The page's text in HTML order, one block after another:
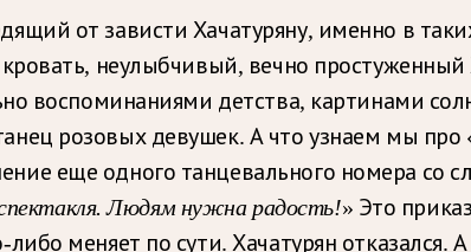
от зависти Хачатуряну, именно в
неулыбчивый, вечно
воспоминаниями детства, картинами
розовых девушек. А что узнаем мы про
еще одного танцевального номера со
спектакля. Людям нужна радость!» Это
меняет по сути. Хачатурян отказался.